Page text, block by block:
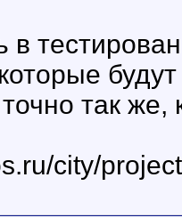
в
так же,
city/